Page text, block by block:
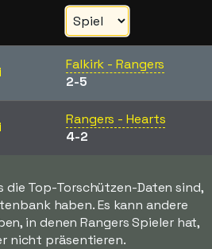
Falkirk - Rangers
2-5
Rangers - Hearts
4-2
die Top-Torschützen-Daten sind,
haben. Es kann andere
in denen Rangers Spieler hat,
nicht präsentieren.